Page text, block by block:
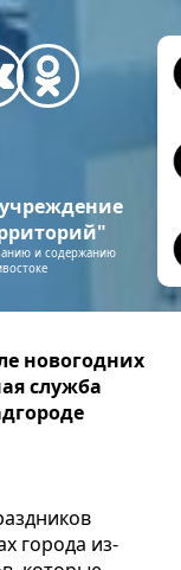
и содержанию
новогодних
служба
города из-